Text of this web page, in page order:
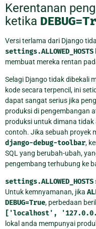
Kerentanan
ketika
Versi terlama dari Django
settings.ALLOWED_HOSTS
membuat mereka rentan
Selagi Django tidak dibekali
kode secara terpencil, ini
dapat sangat serius jika
produksi di pengembangan
produksi untuk dimana
contoh. Jika sebuah proyek
django-debug-toolbar,
SQL yang berubah-ubah,
pengembang terhubung ke
settings.ALLOWED_HOSTS
Untuk kemnyamanan, jika
DEBUG=True, perbedaan
['localhost',
lokal anda mempunyai